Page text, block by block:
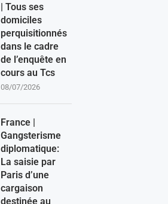
| Tous ses
domiciles
perquisitionnés
dans le cadre
de l’enquête en
cours au Tcs
08/07/2026
France |
Gangsterisme
diplomatique:
La saisie par
Paris d’une
cargaison
destinée au